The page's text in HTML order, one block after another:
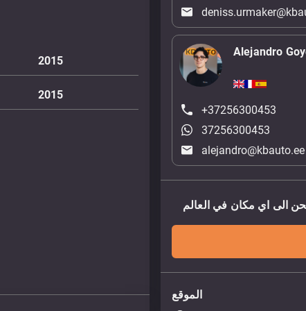
2015
2015
Alejandro
+37256300453
37256300453
alejandro@kbauto.ee
الموقع